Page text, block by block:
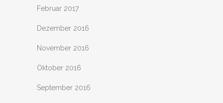
Februar 2017
Dezember 2016
November 2016
Oktober 2016
September 2016